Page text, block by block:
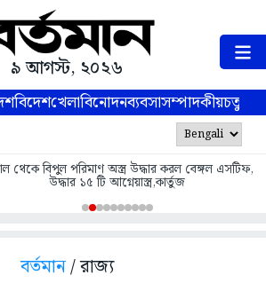
৯ আগস্ট, ২০২৬
বিদেশখেলাবিনোদনব্যবসাসম্পাদকীয়
থেকে বিপুল পরিমাণ অস্ত্র উদ্ধার করল বেঙ্গল এসটিফ,
উদ্ধার ১৫ টি আগ্নেয়াস্ত্র,কার্তুজ
বর্তমান/ রাজ্য